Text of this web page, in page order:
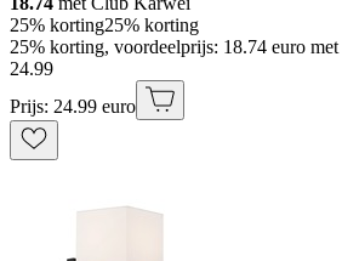
25% korting25% korting
25% korting, voordeelprijs: 18.74 euro
24.99
Prijs: 24.99 euro